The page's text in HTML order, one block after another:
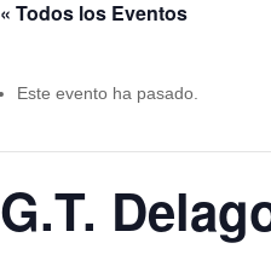
« Todos los Eventos
Este evento ha pasado.
G.T.